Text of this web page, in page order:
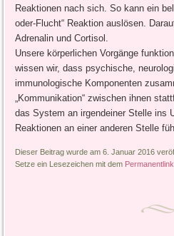
Reaktionen nach sich. So kann ein
oder-Flucht“ Reaktion auslösen.
Adrenalin und Cortisol.
Unsere körperlichen Vorgänge
wissen wir, dass psychische,
immunologische Komponenten
„Kommunikation“ zwischen ihnen
das System an irgendeiner Stelle ins
Reaktionen an einer anderen Stelle
Dieser Beitrag wurde am 6. Januar 2016
Setze ein Lesezeichen mit dem Permanentlink